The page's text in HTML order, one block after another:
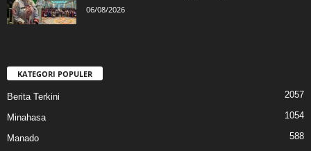
06/08/2026
KATEGORI POPULER
Berita Terkini 2057
Minahasa 1054
Manado 588